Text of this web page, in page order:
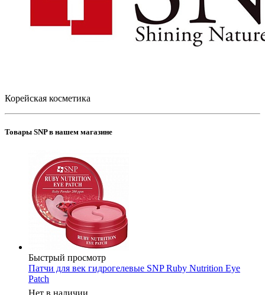
Корейская косметика
Товары SNP в нашем магазине
Быстрый просмотр
Патчи для век гидрогелевые SNP Ruby Nutrition Eye
Patch